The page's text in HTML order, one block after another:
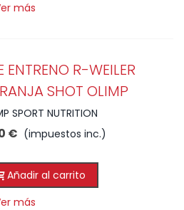
más
ENTRENO R-WEILER
SHOT OLIMP
SPORT NUTRITION
€ (impuestos inc.)
Añadir al carrito
más